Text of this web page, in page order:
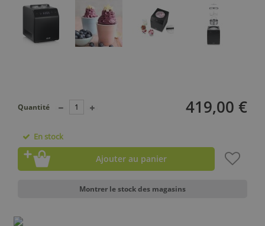
419,00 €
Quantité
En stock
Ajouter au panier
Montrer le stock des magasins